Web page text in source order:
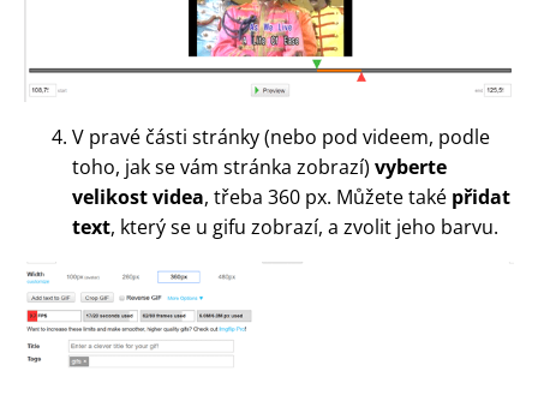
V pravé části stránky (nebo pod videem, podle
toho, jak se vám stránka zobrazí) vyberte
velikost videa, třeba 360 px. Můžete také přidat
text, který se u gifu zobrazí, a zvolit jeho barvu.